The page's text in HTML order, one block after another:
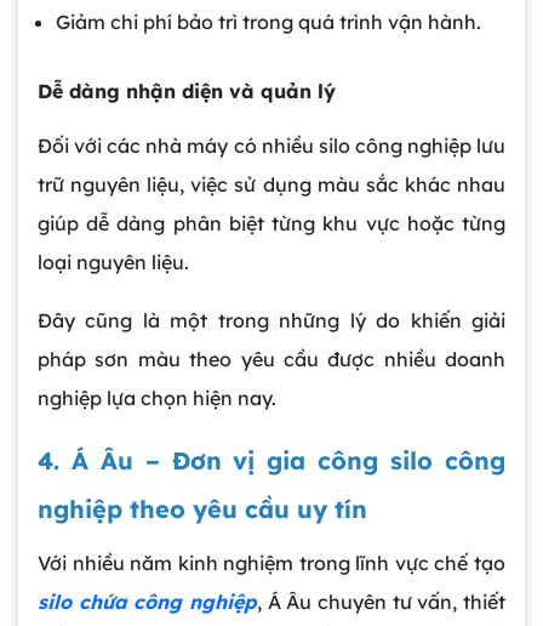
Giảm chi phí bảo trì trong quá trình vận hành.
Dễ dàng nhận diện và quản lý
Đối với các nhà máy có nhiều silo công nghiệp lưu
trữ nguyên liệu, việc sử dụng màu sắc khác nhau
giúp dễ dàng phân biệt từng khu vực hoặc từng
loại nguyên liệu.
Đây cũng là một trong những lý do khiến giải
pháp sơn màu theo yêu cầu được nhiều doanh
nghiệp lựa chọn hiện nay.
4. Á Âu – Đơn vị gia công silo công
nghiệp theo yêu cầu uy tín
Với nhiều năm kinh nghiệm trong lĩnh vực chế tạo
silo chứa công nghiệp, Á Âu chuyên tư vấn, thiết